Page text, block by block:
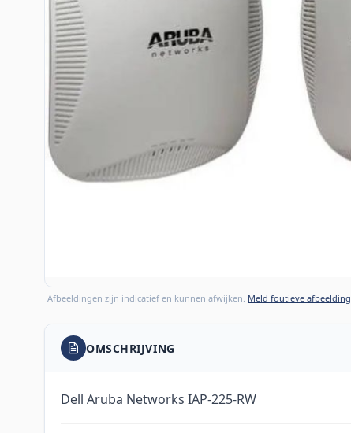
Afbeeldingen zijn indicatief en kunnen afwijken. Meld foutieve afbeelding
OMSCHRIJVING
Dell Aruba Networks IAP-225-RW